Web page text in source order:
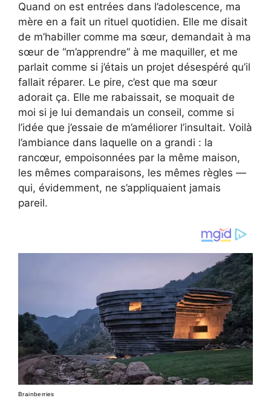
Quand on est entrées dans l’adolescence, ma
mère en a fait un rituel quotidien. Elle me disait
de m’habiller comme ma sœur, demandait à ma
sœur de “m’apprendre” à me maquiller, et me
parlait comme si j’étais un projet désespéré qu’il
fallait réparer. Le pire, c’est que ma sœur
adorait ça. Elle me rabaissait, se moquait de
moi si je lui demandais un conseil, comme si
l’idée que j’essaie de m’améliorer l’insultait. Voilà
l’ambiance dans laquelle on a grandi : la
rancœur, empoisonnées par la même maison,
les mêmes comparaisons, les mêmes règles —
qui, évidemment, ne s’appliquaient jamais
pareil.